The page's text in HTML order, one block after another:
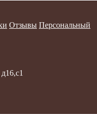
Отзывы Персональный